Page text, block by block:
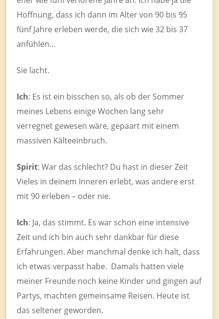
Hoffnung, dass ich dann im Alter von 90 bis 95
fünf Jahre erleben werde, die sich wie 32 bis 37
anfühlen…
Sie lacht.
Ich: Es ist ein bisschen so, als ob der Sommer
meines Lebens einige Wochen lang sehr
verregnet gewesen wäre, gepaart mit einem
massiven Kälteeinbruch.
Spirit: War das schlecht? Du hast in dieser Zeit
Vieles in deinem Inneren erlebt, was andere erst
mit 90 erleben – oder nie.
Ich: Ja, das stimmt. Es war schon eine intensive
Zeit und ich bin auch sehr dankbar für diese
Erfahrungen. Aber manchmal denke ich halt, dass
ich etwas verpasst habe. Damals hatten viele
meiner Freunde noch keine Kinder und gingen auf
Partys, machten gemeinsame Reisen. Heute ist
das seltener geworden.